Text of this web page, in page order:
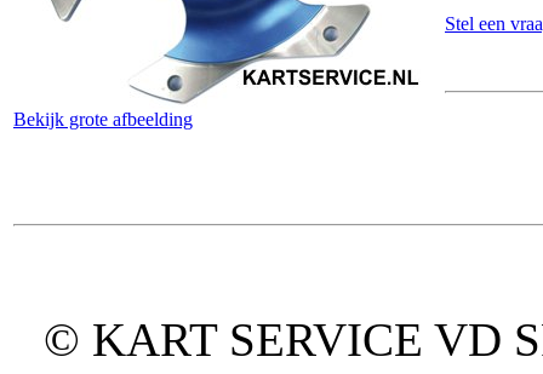
Bekijk grote afbeelding
Stel een
© KART SERVICE VD